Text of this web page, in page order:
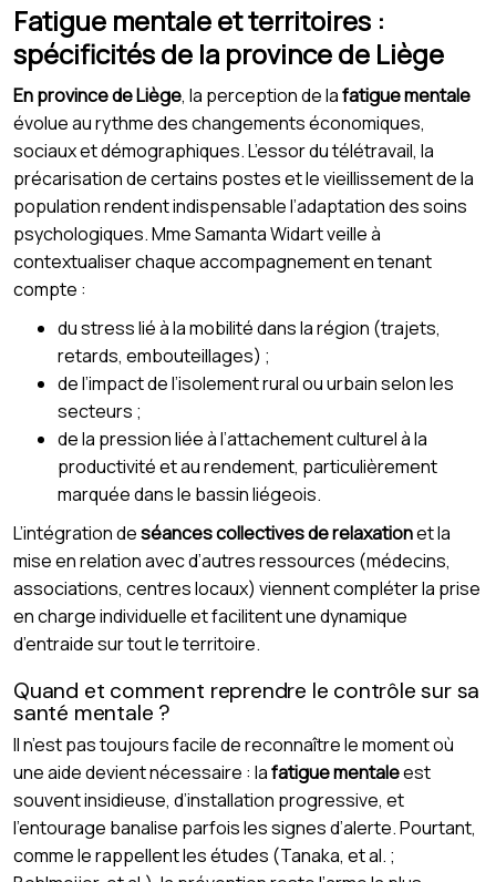
Fatigue mentale et territoires :
spécificités de la province de Liège
En province de Liège, la perception de lafatigue mentale
évolue au rythme des changements économiques,
sociaux et démographiques. L’essor du télétravail, la
précarisation de certains postes et le vieillissement de la
population rendent indispensable l’adaptation des soins
psychologiques. Mme Samanta Widart veille à
contextualiser chaque accompagnement en tenant
compte :
du stress lié à la mobilité dans la région (trajets,
retards, embouteillages) ;
de l’impact de l’isolement rural ou urbain selon les
secteurs ;
de la pression liée à l’attachement culturel à la
productivité et au rendement, particulièrement
marquée dans le bassin liégeois.
L’intégration deséances collectives de relaxationet la
mise en relation avec d’autres ressources (médecins,
associations, centres locaux) viennent compléter la prise
en charge individuelle et facilitent une dynamique
d’entraide sur tout le territoire.
Quand et comment reprendre le contrôle sur sa
santé mentale ?
Il n’est pas toujours facile de reconnaître le moment où
une aide devient nécessaire : lafatigue mentaleest
souvent insidieuse, d’installation progressive, et
l’entourage banalise parfois les signes d’alerte. Pourtant,
comme le rappellent les études (Tanaka, et al. ;